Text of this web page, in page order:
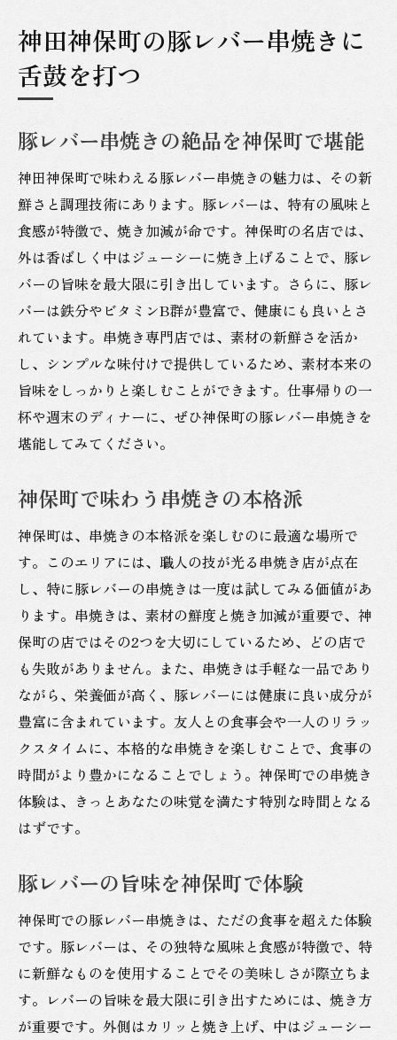
神田神保町の豚レバー串焼きに
舌鼓を打つ
豚レバー串焼きの絶品を神保町で堪能
神田神保町で味わえる豚レバー串焼きの魅力は、その新
鮮さと調理技術にあります。豚レバーは、特有の風味と
食感が特徴で、焼き加減が命です。神保町の名店では、
外は香ばしく中はジューシーに焼き上げることで、豚レ
バーの旨味を最大限に引き出しています。さらに、豚レ
バーは鉄分やビタミンB群が豊富で、健康にも良いとさ
れています。串焼き専門店では、素材の新鮮さを活か
し、シンプルな味付けで提供しているため、素材本来の
旨味をしっかりと楽しむことができます。仕事帰りの一
杯や週末のディナーに、ぜひ神保町の豚レバー串焼きを
堪能してみてください。
神保町で味わう串焼きの本格派
神保町は、串焼きの本格派を楽しむのに最適な場所で
す。このエリアには、職人の技が光る串焼き店が点在
し、特に豚レバーの串焼きは一度は試してみる価値があ
ります。串焼きは、素材の鮮度と焼き加減が重要で、神
保町の店ではその2つを大切にしているため、どの店で
も失敗がありません。また、串焼きは手軽な一品であり
ながら、栄養価が高く、豚レバーには健康に良い成分が
豊富に含まれています。友人との食事会や一人のリラッ
クスタイムに、本格的な串焼きを楽しむことで、食事の
時間がより豊かになることでしょう。神保町での串焼き
体験は、きっとあなたの味覚を満たす特別な時間となる
はずです。
豚レバーの旨味を神保町で体験
神保町での豚レバー串焼きは、ただの食事を超えた体験
です。豚レバーは、その独特な風味と食感が特徴で、特
に新鮮なものを使用することでその美味しさが際立ちま
す。レバーの旨味を最大限に引き出すためには、焼き方
が重要です。外側はカリッと焼き上げ、中はジューシー